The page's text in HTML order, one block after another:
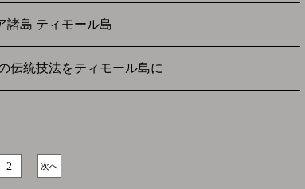
諸島 ティモール島
伝統技法をティモール島に
2 次へ